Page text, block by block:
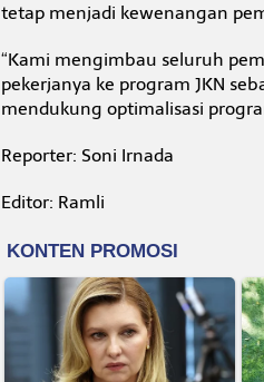
tetap menjadi kewenangan
“Kami mengimbau seluruh
pekerjanya ke program JKN
mendukung optimalisasi
Reporter: Soni Irnada
Editor: Ramli